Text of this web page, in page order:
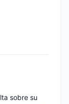
sobre su